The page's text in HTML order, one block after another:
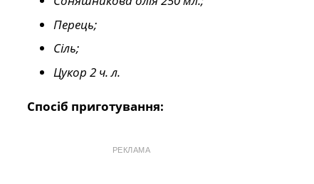
Перець;
Сіль;
Цукор 2 ч. л.
Спосіб приготування:
РЕКЛАМА